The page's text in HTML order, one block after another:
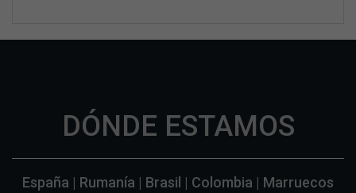
DÓNDE ESTAMOS
España | Rumanía | Brasil | Colombia | Marruecos